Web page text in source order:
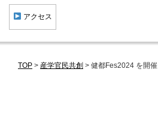
︎ アクセス
TOP > 産学官民共創 > 健都Fes2024 を開催